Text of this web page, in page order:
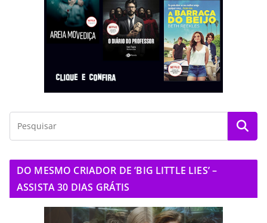
DO MESMO CRIADOR DE ‘BIG LITTLE LIES’ –
ASSISTA 30 DIAS GRÁTIS